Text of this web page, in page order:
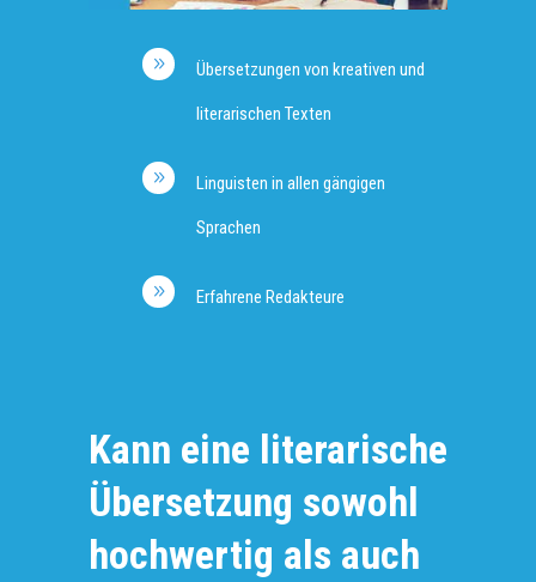
Übersetzungen von kreativen und
literarischen Texten
Linguisten in allen gängigen
Sprachen
Erfahrene Redakteure
Kann eine literarische
Übersetzung sowohl
hochwertig als auch